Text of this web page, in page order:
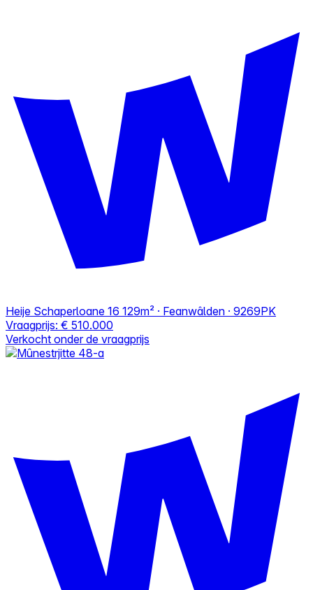
Heije Schaperloane 16 129m² · Feanwâlden · 9269PK
Vraagprijs: € 510.000
Verkocht onder de vraagprijs